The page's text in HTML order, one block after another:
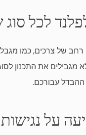
לכל
של צרכים, כמו
מגבילים את התכנון
עבורכם.
על